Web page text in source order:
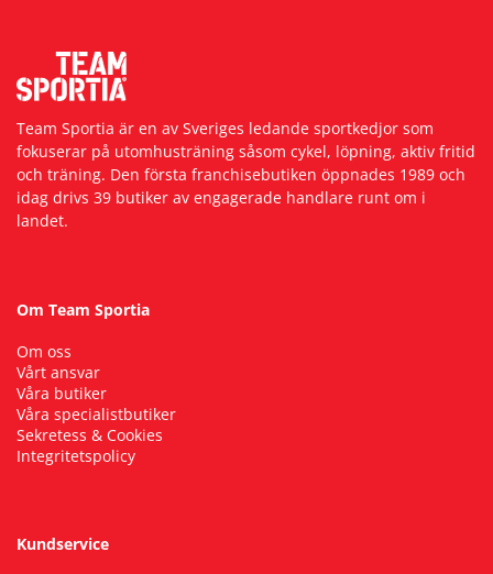
Team Sportia är en av Sveriges ledande sportkedjor som
fokuserar på utomhusträning såsom cykel, löpning, aktiv fritid
och träning. Den första franchisebutiken öppnades 1989 och
idag drivs 39 butiker av engagerade handlare runt om i
landet.
Om Team Sportia
Om oss
Vårt ansvar
Våra butiker
Våra specialistbutiker
Sekretess & Cookies
Integritetspolicy
Kundservice